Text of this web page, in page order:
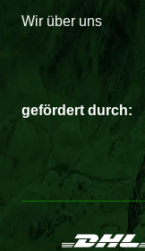
Wir über uns
gefördert durch: